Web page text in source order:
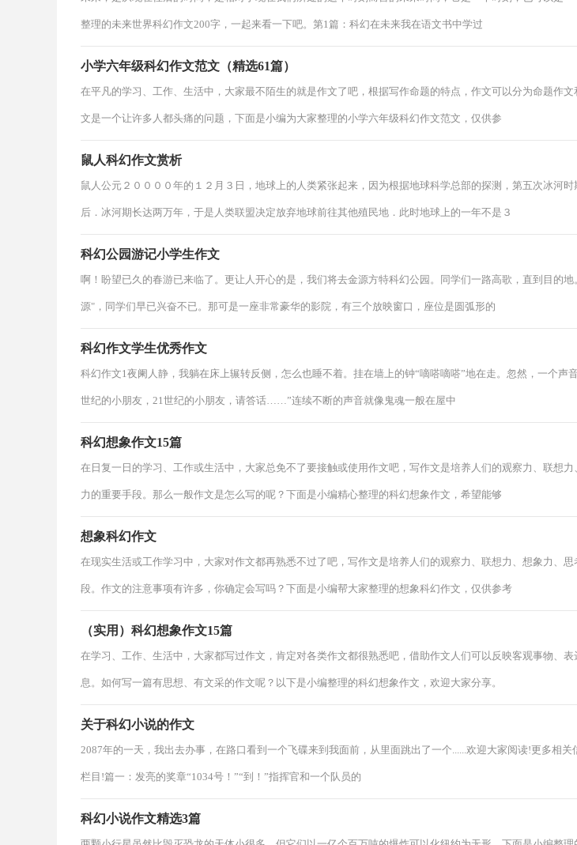
整理的未来世界科幻作文200字，一起来看一下吧。第1篇：科幻在未来我在语文书中学过
小学六年级科幻作文范文（精选61篇）
在平凡的学习、工作、生活中，大家最不陌生的就是作文了吧，根据写作命题的特点，作文可以分为命题作
文是一个让许多人都头痛的问题，下面是小编为大家整理的小学六年级科幻作文范文，仅供参
鼠人科幻作文赏析
鼠人公元２００００年的１２月３日，地球上的人类紧张起来，因为根据地球科学总部的探测，第五次冰河
后．冰河期长达两万年，于是人类联盟决定放弃地球前往其他殖民地．此时地球上的一年不是３
科幻公园游记小学生作文
啊！盼望已久的春游已来临了。更让人开心的是，我们将去金源方特科幻公园。同学们一路高歌，直到目的
源"，同学们早已兴奋不已。那可是一座非常豪华的影院，有三个放映窗口，座位是圆弧形的
科幻作文学生优秀作文
科幻作文1夜阑人静，我躺在床上辗转反侧，怎么也睡不着。挂在墙上的钟“嘀嗒嘀嗒”地在走。忽然，一个声
世纪的小朋友，21世纪的小朋友，请答话……”连续不断的声音就像鬼魂一般在屋中
科幻想象作文15篇
在日复一日的学习、工作或生活中，大家总免不了要接触或使用作文吧，写作文是培养人们的观察力、联想
力的重要手段。那么一般作文是怎么写的呢？下面是小编精心整理的科幻想象作文，希望能够
想象科幻作文
在现实生活或工作学习中，大家对作文都再熟悉不过了吧，写作文是培养人们的观察力、联想力、想象力、
段。作文的注意事项有许多，你确定会写吗？下面是小编帮大家整理的想象科幻作文，仅供参考
（实用）科幻想象作文15篇
在学习、工作、生活中，大家都写过作文，肯定对各类作文都很熟悉吧，借助作文人们可以反映客观事物、
息。如何写一篇有思想、有文采的作文呢？以下是小编整理的科幻想象作文，欢迎大家分享。
关于科幻小说的作文
2087年的一天，我出去办事，在路口看到一个飞碟来到我面前，从里面跳出了一个......欢迎大家阅读!更多相关
栏目!篇一：发亮的奖章“1034号！”“到！”指挥官和一个队员的
科幻小说作文精选3篇